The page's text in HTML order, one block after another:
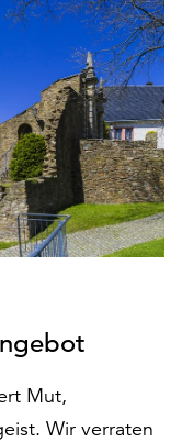
Mut,
Wir verraten